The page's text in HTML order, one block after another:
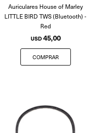
Auriculares House of Marley
LITTLE BIRD TWS (Bluetooth) -
Red
USD 45,00